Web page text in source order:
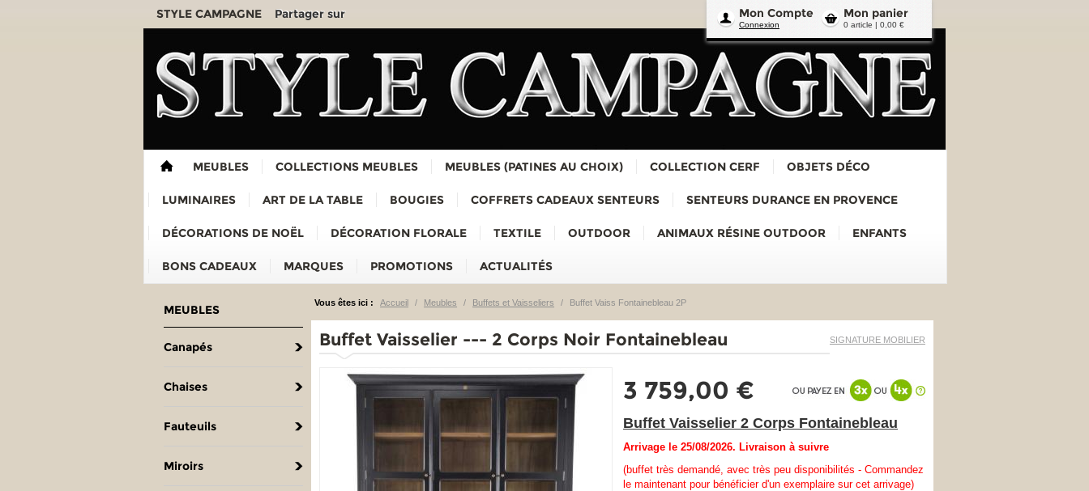
Mon panier
0 article | 0,00 €
Mon Compte
Connexion
STYLE CAMPAGNE Partager sur
MEUBLES COLLECTIONS MEUBLES MEUBLES (PATINES AU CHOIX) COLLECTION CERF OBJETS DÉCO
LUMINAIRES ART DE LA TABLE BOUGIES COFFRETS CADEAUX SENTEURS SENTEURS DURANCE EN PROVENCE
DÉCORATIONS DE NOËL DÉCORATION FLORALE TEXTILE OUTDOOR ANIMAUX RÉSINE OUTDOOR ENFANTS
BONS CADEAUX MARQUES PROMOTIONS ACTUALITÉS
MEUBLES
Canapés
Chaises
Fauteuils
Miroirs
Vous êtes ici : Accueil / Meubles / Buffets et Vaisseliers / Buffet Vaiss Fontainebleau 2P
SIGNATURE MOBILIER
Buffet Vaisselier --- 2 Corps Noir Fontainebleau
3 759,00 €
Buffet Vaisselier 2 Corps Fontainebleau
Arrivage le 25/08/2026. Livraison à suivre
(buffet très demandé, avec très peu disponibilités - Commandez
le maintenant pour bénéficier d'un exemplaire sur cet arrivage)